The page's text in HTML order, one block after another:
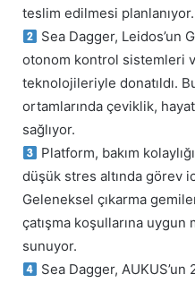
teslim edilmesi planlanıyor.
Sea Dagger, Leidos’un
otonom kontrol sistemleri
teknolojileriyle donatıldı.
ortamlarında çeviklik,
sağlıyor.
Platform, bakım
düşük stres altında görev
Geleneksel çıkarma
çatışma koşullarına
sunuyor.
Sea Dagger,